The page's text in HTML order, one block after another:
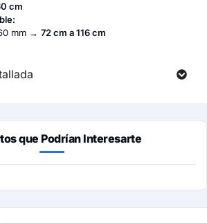
cm
mm → 72 cm a 116 cm
que Podrían Interesarte